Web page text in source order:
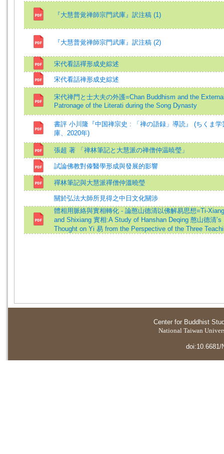
『大慧普覚禅師宗門武庫』訳注稿 (1)
『大慧普覚禅師宗門武庫』訳注稿 (2)
宋代看話禪形成史綜述
宋代看話禅形成史綜述
宋代禅門と士大夫の外護=Chan Buddhism and the
Patronage of the Literati during the Song Dynasty
書評 小川隆『中国禅宗史 : 「禅の語録」導読』 (ちくま学
庫、2020年)
張超 著 「禅林筆記と大慧派の禅僧仲温暁瑩」
試論佛教對傣醫學形成與發展的影響
禪林筆記與大慧派禪僧仲溫曉瑩
關於弘法大師所見得之中日文化關涉
體相用脈絡與實相轉化 - 論憨山德清以佛解易思想=Ti-
and Shixiang 實相:A Study of Hanshan Deqing 憨山德清’s
Thought on Yi 易 from the Perspective of the Three
Center for Buddhist
National Taiwan
doi:10.6681/